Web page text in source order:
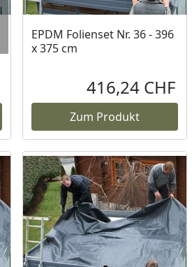
EPDM Folienset Nr. 36 - 396
x 375 cm
416,24 CHF
Zum Produkt